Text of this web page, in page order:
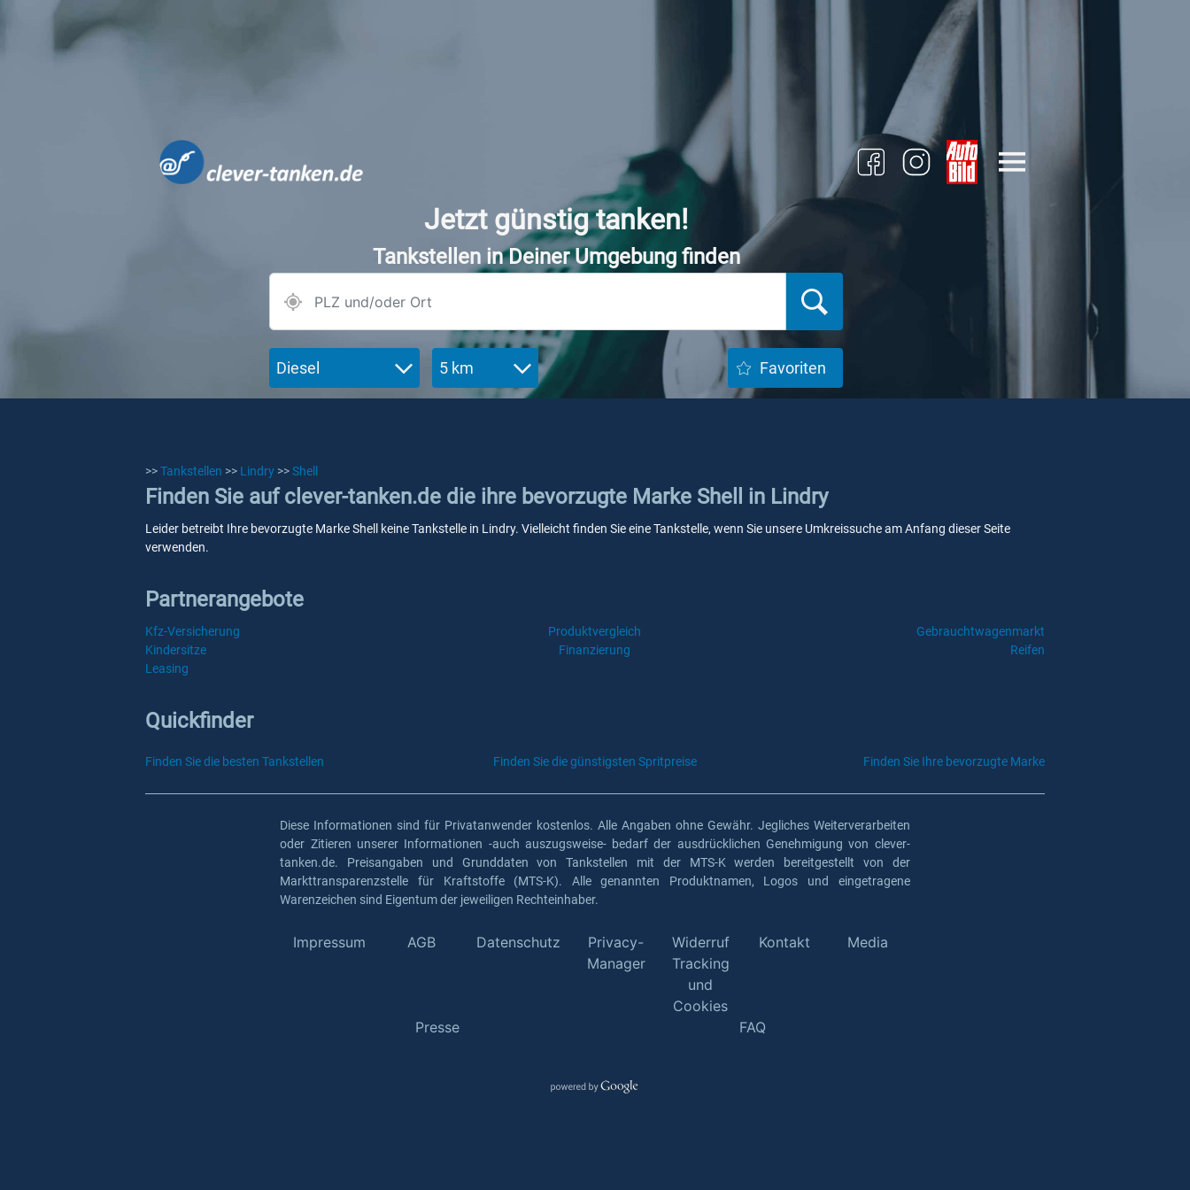
Jetzt günstig tanken!
Tankstellen in Deiner Umgebung finden
Diesel 5 km Favoriten
>>Tankstellen >> Lindry >>Shell
Finden Sie auf clever-tanken.de die ihre bevorzugte Marke Shell in Lindry
Leider betreibt Ihre bevorzugte Marke Shell keine Tankstelle in Lindry. Vielleicht finden Sie eine Tankstelle, wenn Sie unsere Umkreissuche am Anfang dieser Seite
verwenden.
Partnerangebote
Kfz-Versicherung Produktvergleich
Gebrauchtwagenmarkt
Kindersitze
Finanzierung
Reifen
Leasing
Quickfinder
Finden Sie die besten Tankstellen Finden Sie die günstigsten Spritpreise Finden Sie Ihre bevorzugte Marke
Diese Informationen sind für Privatanwender kostenlos. Alle Angaben ohne Gewähr. Jegliches Weiterverarbeiten
oder Zitieren unserer Informationen -auch auszugsweise- bedarf der ausdrücklichen Genehmigung von clever-
tanken.de. Preisangaben und Grunddaten von Tankstellen mit der MTS-K werden bereitgestellt von der
Markttransparenzstelle für Kraftstoffe (MTS-K). Alle genannten Produktnamen, Logos und eingetragene
Warenzeichen sind Eigentum der jeweiligen Rechteinhaber.
Impressum AGB Datenschutz
Privacy-
Manager
Widerruf
Tracking
und
Cookies
Kontakt Media
Presse FAQ